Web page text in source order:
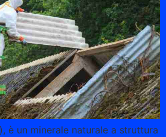
è un minerale naturale a struttura